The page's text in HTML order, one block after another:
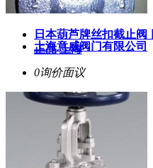
日本葫芦牌丝扣截止
正品 上海
上海意威阀门有限公司
0询价面议